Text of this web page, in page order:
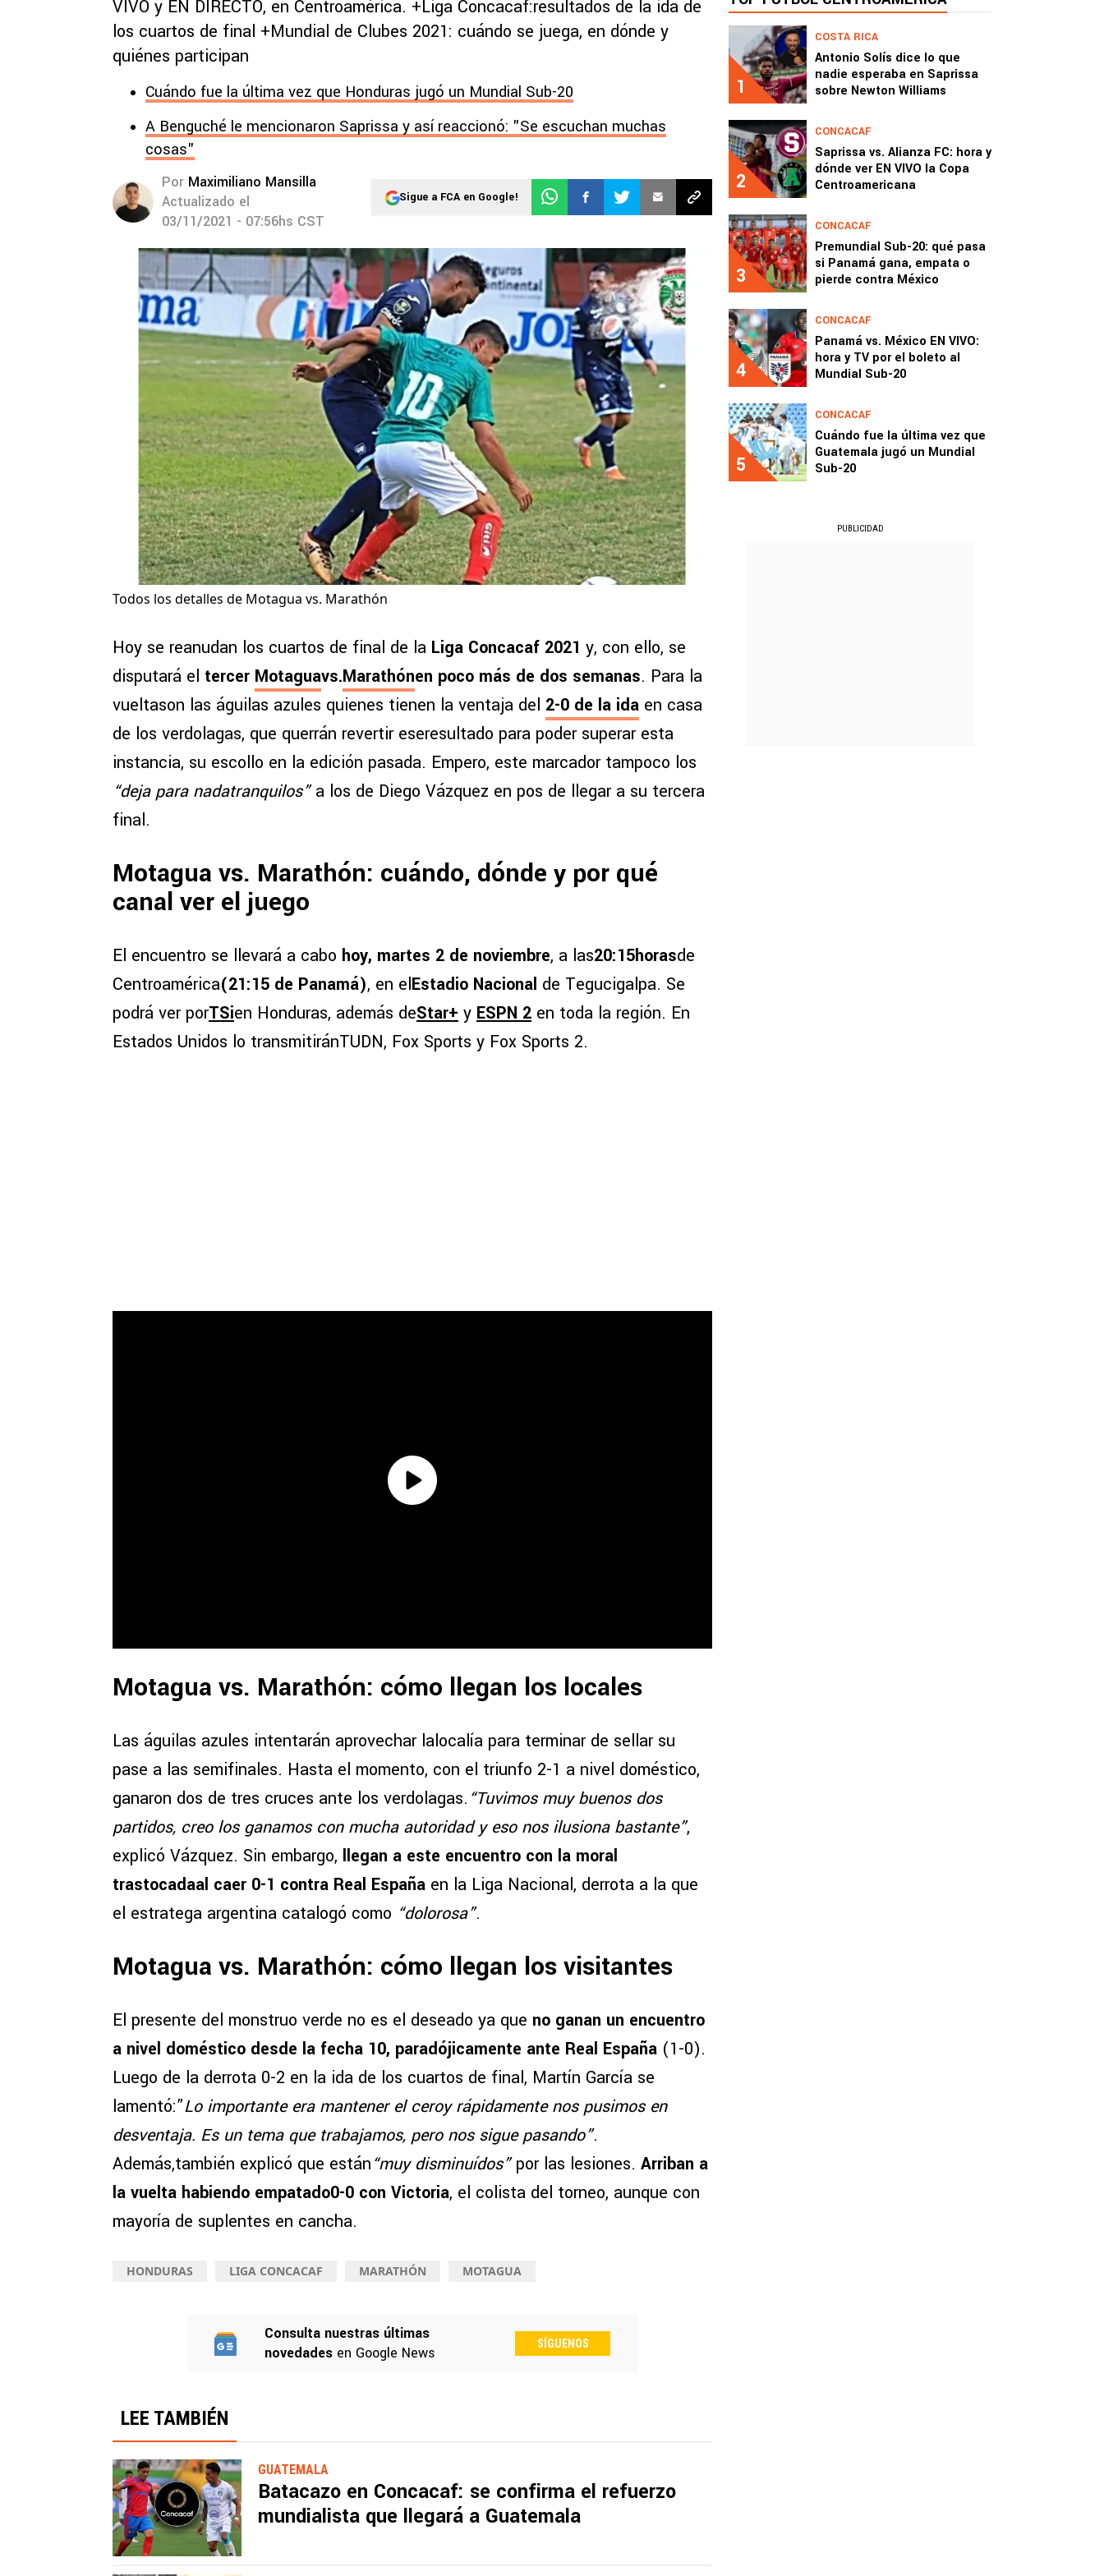
VIVO y EN DIRECTO, en Centroamérica. +Liga Concacaf:resultados de la ida de
los cuartos de final +Mundial de Clubes 2021: cuándo se juega, en dónde y
quiénes participan
Cuándo fue la última vez que Honduras jugó un Mundial Sub-20
A Benguché le mencionaron Saprissa y así reaccionó: "Se escuchan muchas
cosas"
Por Maximiliano Mansilla
Actualizado el
03/11/2021 - 07:56hs CST
Sigue a FCA en Google!
Todos los detalles de Motagua vs. Marathón
Hoy se reanudan los cuartos de final de la Liga Concacaf 2021 y, con ello, se
disputará el tercer Motaguavs.Marathónen poco más de dos semanas. Para la
vueltason las águilas azules quienes tienen la ventaja del 2-0 de la ida en casa
de los verdolagas, que querrán revertir eseresultado para poder superar esta
instancia, su escollo en la edición pasada. Empero, este marcador tampoco los
“deja para nadatranquilos”a los de Diego Vázquez en pos de llegar a su tercera
final.
Motagua vs. Marathón: cuándo, dónde y por qué
canal ver el juego
El encuentro se llevará a cabo hoy, martes 2 de noviembre, a las20:15horasde
Centroamérica(21:15 de Panamá), en elEstadio Nacional de Tegucigalpa. Se
podrá ver porTSien Honduras, además deStar+ y ESPN 2 en toda la región. En
Estados Unidos lo transmitiránTUDN, Fox Sports y Fox Sports 2.
Motagua vs. Marathón: cómo llegan los locales
Las águilas azules intentarán aprovechar lalocalía para terminar de sellar su
pase a las semifinales. Hasta el momento, con el triunfo 2-1 a nivel doméstico,
ganaron dos de tres cruces ante los verdolagas. “Tuvimos muy buenos dos
partidos, creo los ganamos con mucha autoridad y eso nos ilusiona bastante”,
explicó Vázquez. Sin embargo, llegan a este encuentro con la moral
trastocadaal caer 0-1 contra Real España en la Liga Nacional, derrota a la que
el estratega argentina catalogó como “dolorosa”.
Motagua vs. Marathón: cómo llegan los visitantes
El presente del monstruo verde no es el deseado ya que no ganan un encuentro
a nivel doméstico desde la fecha 10, paradójicamente ante Real España (1-0).
Luego de la derrota 0-2 en la ida de los cuartos de final, Martín García se
lamentó:”Lo importante era mantener el ceroy rápidamente nos pusimos en
desventaja. Es un tema que trabajamos, pero nos sigue pasando”.
Además,también explicó que están“muy disminuídos”por las lesiones. Arriban a
la vuelta habiendo empatado0-0 con Victoria, el colista del torneo, aunque con
mayoría de suplentes en cancha.
HONDURAS LIGA CONCACAF MARATHÓN MOTAGUA
Consulta nuestras últimas
novedades en Google News
SÍGUENOS
LEE TAMBIÉN
GUATEMALA
Batacazo en Concacaf: se confirma el refuerzo
mundialista que llegará a Guatemala
1
COSTA RICA
Antonio Solís dice lo que
nadie esperaba en Saprissa
sobre Newton Williams
2
CONCACAF
Saprissa vs. Alianza FC: hora y
dónde ver EN VIVO la Copa
Centroamericana
3
CONCACAF
Premundial Sub-20: qué pasa
si Panamá gana, empata o
pierde contra México
4
CONCACAF
Panamá vs. México EN VIVO:
hora y TV por el boleto al
Mundial Sub-20
5
CONCACAF
Cuándo fue la última vez que
Guatemala jugó un Mundial
Sub-20
PUBLICIDAD